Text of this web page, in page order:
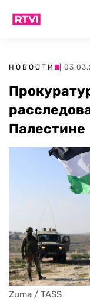
НОВОСТИ |
Палестине
Zuma / TASS